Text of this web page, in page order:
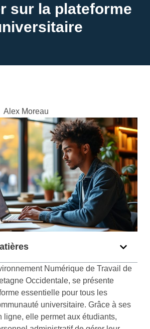
sur la plateforme
Alex Moreau
Numérique de Travail de
Occidentale, se présente
essentielle pour tous les
universitaire. Grâce à ses
ligne, elle permet aux étudiants,